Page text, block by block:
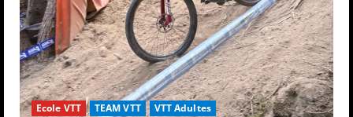
Ecole VTT TEAM VTT VTT Adultes